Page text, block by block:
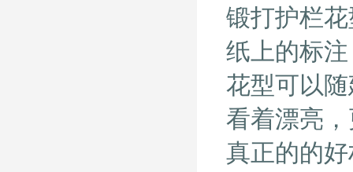
锻打护栏
纸上的标
花型可以
看着漂亮
真正的的